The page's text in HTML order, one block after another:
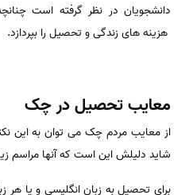
هزینه های زندگی و تحصیل را بپردازد.
معایب تحصیل در چک
از معایب مردم چک می توان به این
شاید دلیلش این است که آنها مراسم